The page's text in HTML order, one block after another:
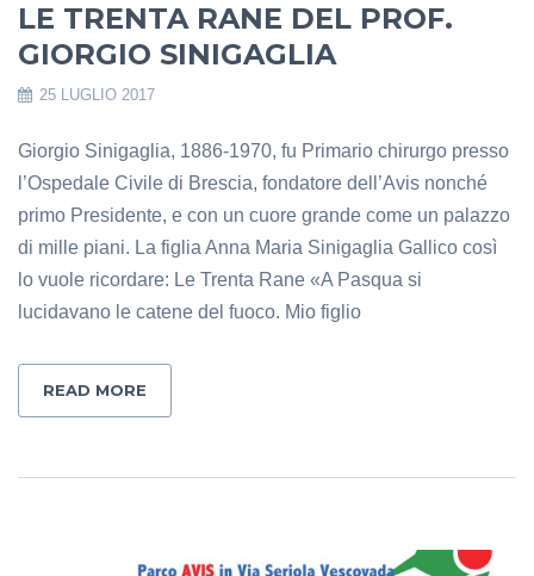
LE TRENTA RANE DEL PROF.
GIORGIO SINIGAGLIA
25 LUGLIO 2017
Giorgio Sinigaglia, 1886-1970, fu Primario chirurgo presso
l’Ospedale Civile di Brescia, fondatore dell’Avis nonché
primo Presidente, e con un cuore grande come un palazzo
di mille piani. La figlia Anna Maria Sinigaglia Gallico così
lo vuole ricordare: Le Trenta Rane «A Pasqua si
lucidavano le catene del fuoco. Mio figlio
READ MORE